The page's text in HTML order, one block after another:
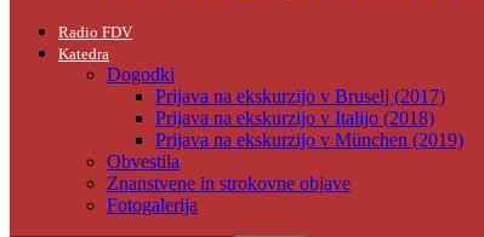
Radio FDV
Katedra
Dogodki
Prijava na ekskurzijo v Bruselj (2017)
Prijava na ekskurzijo v Italijo (2018)
Prijava na ekskurzijo v München (2019)
Obvestila
Znanstvene in strokovne objave
Fotogalerija